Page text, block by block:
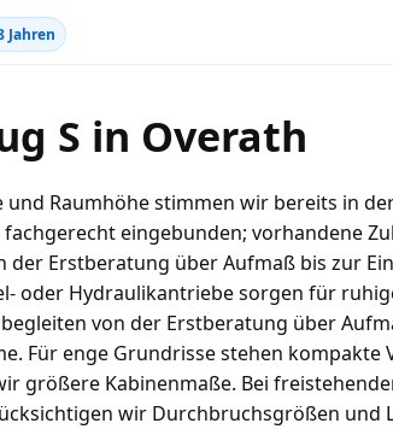
Jahren
S in Overath
Raumhöhe stimmen wir bereits in
eingebunden; vorhandene
der Erstberatung über Aufmaß bis zur
oder Hydraulikantriebe sorgen für
von der Erstberatung über
Für enge Grundrisse stehen kompakte
größere Kabinenmaße. Bei
wir Durchbruchsgrößen und